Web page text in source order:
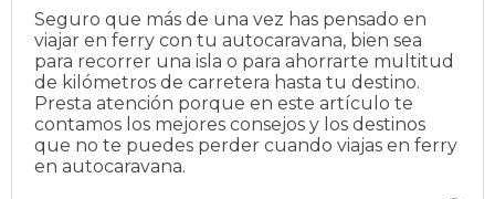
Seguro que más de una vez has pensado en
viajar en ferry con tu autocaravana, bien sea
para recorrer una isla o para ahorrarte multitud
de kilómetros de carretera hasta tu destino.
Presta atención porque en este artículo te
contamos los mejores consejos y los destinos
que no te puedes perder cuando viajas en ferry
en autocaravana.